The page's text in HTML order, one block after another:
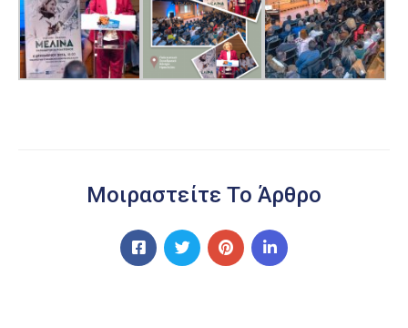
Μοιραστείτε Το Άρθρο